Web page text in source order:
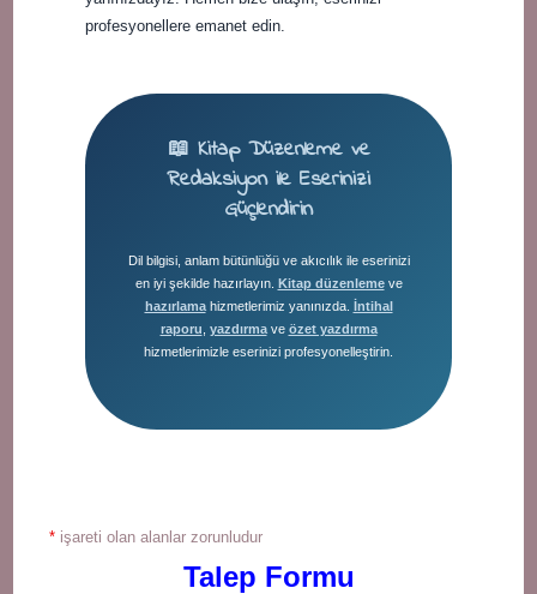
profesyonellere emanet edin.
📖 Kitap Düzenleme ve
Redaksiyon ile Eserinizi
Güçlendirin
Dil bilgisi, anlam bütünlüğü ve akıcılık ile eserinizi
en iyi şekilde hazırlayın. Kitap düzenlemeve
hazırlamahizmetlerimiz yanınızda. İntihal
raporu yazdırmave özet yazdırma
hizmetlerimizle eserinizi profesyonelleştirin.
* işareti olan alanlar zorunludur
Talep Formu